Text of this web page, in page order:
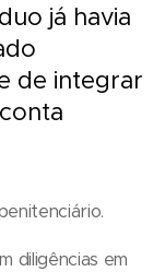
já havia
de integrar
diligências em